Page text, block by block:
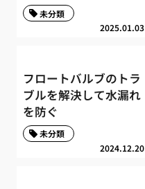
2025.01.03
未分類
フロートバルブのトラ
ブルを解決して水漏れ
を防ぐ
2024.12.20
未分類